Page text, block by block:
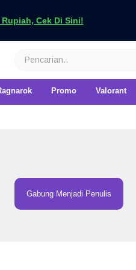
Cek Di Sini!
Promo Valorant
Gabung Menjadi Penulis